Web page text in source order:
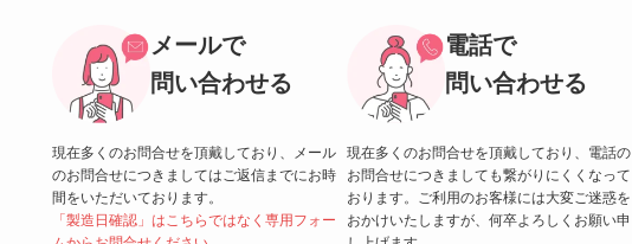
メールで
問い合わせる
現在多くのお問合せを頂戴しており、メール
のお問合せにつきましてはご返信までにお時
間をいただいております。
「製造日確認」はこちらではなく専用フォー
電話で
問い合わせる
現在多くのお問合せを頂戴しており、電話の
お問合せにつきましても繋がりにくくなって
おります。ご利用のお客様には大変ご迷惑を
おかけいたしますが、何卒よろしくお願い申